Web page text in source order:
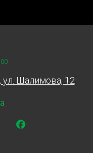
ул. Шалимова, 12